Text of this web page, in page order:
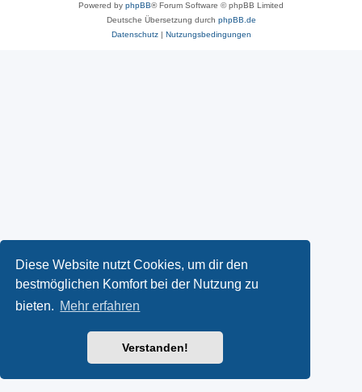
Diese Website nutzt Cookies, um dir den
bestmöglichen Komfort bei der Nutzung zu
bieten. Mehr erfahren
Verstanden!
Powered by phpBB® Forum Software © phpBB Limited
Deutsche Übersetzung durch phpBB.de
Datenschutz| Nutzungsbedingungen